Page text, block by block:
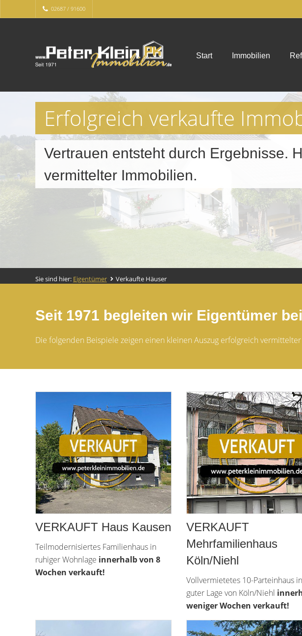
02687 / 91600
Start Immobilien
Erfolgreich verkaufte
Vertrauen entsteht durch Ergebnisse.
vermittelter Immobilien.
Sie sind hier: Eigentümer Verkaufte Häuser
Seit 1971 begleiten wir Eigentümer
Die folgenden Beispiele zeigen einen kleinen Auszug erfolgreich
VERKAUFT Haus Kausen
Teilmodernisiertes Familienhaus in
ruhiger Wohnlage innerhalb von 8
Wochen verkauft!
VERKAUFT
Mehrfamilienhaus
Köln/Niehl
Vollvermietetes 10-Parteinhaus in
guter Lage von Köln/Niehl
weniger Wochen verkauft!